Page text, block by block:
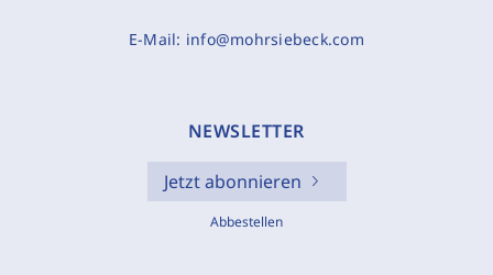
E-Mail: info@mohrsiebeck.com
NEWSLETTER
Jetzt abonnieren
Abbestellen